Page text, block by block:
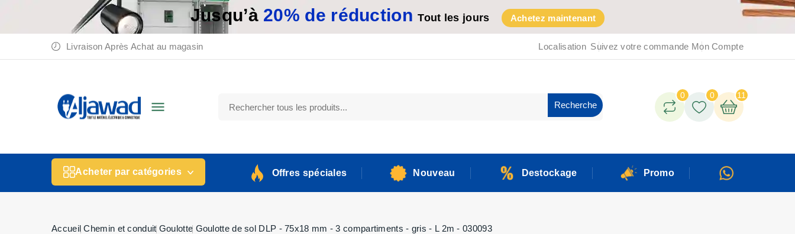
Jusqu’à20% de réductionTout les jours Achetez maintenant
Livraison Après Achat au magasin Localisation Suivez votre commande Mon Compte
 Recherche
0 0 11
Acheter par catégories Offres spéciales Nouveau Destockage Promo
Accueil Chemin et conduit Goulotte Goulotte de sol DLP - 75x18 mm - 3 compartiments - gris - L 2m - 030093